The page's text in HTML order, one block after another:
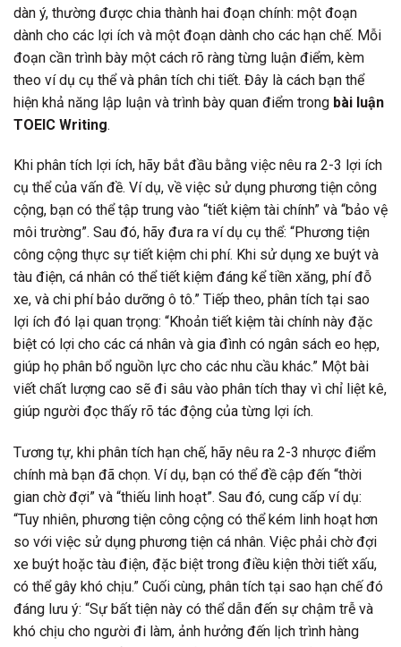
dàn ý, thường được chia thành hai đoạn chính: một đoạn
dành cho các lợi ích và một đoạn dành cho các hạn chế. Mỗi
đoạn cần trình bày một cách rõ ràng từng luận điểm, kèm
theo ví dụ cụ thể và phân tích chi tiết. Đây là cách bạn thể
hiện khả năng lập luận và trình bày quan điểm trong bài luận
TOEIC Writing.
Khi phân tích lợi ích, hãy bắt đầu bằng việc nêu ra 2-3 lợi ích
cụ thể của vấn đề. Ví dụ, về việc sử dụng phương tiện công
cộng, bạn có thể tập trung vào “tiết kiệm tài chính” và “bảo vệ
môi trường”. Sau đó, hãy đưa ra ví dụ cụ thể: “Phương tiện
công cộng thực sự tiết kiệm chi phí. Khi sử dụng xe buýt và
tàu điện, cá nhân có thể tiết kiệm đáng kể tiền xăng, phí đỗ
xe, và chi phí bảo dưỡng ô tô.” Tiếp theo, phân tích tại sao
lợi ích đó lại quan trọng: “Khoản tiết kiệm tài chính này đặc
biệt có lợi cho các cá nhân và gia đình có ngân sách eo hẹp,
giúp họ phân bổ nguồn lực cho các nhu cầu khác.” Một bài
viết chất lượng cao sẽ đi sâu vào phân tích thay vì chỉ liệt kê,
giúp người đọc thấy rõ tác động của từng lợi ích.
Tương tự, khi phân tích hạn chế, hãy nêu ra 2-3 nhược điểm
chính mà bạn đã chọn. Ví dụ, bạn có thể đề cập đến “thời
gian chờ đợi” và “thiếu linh hoạt”. Sau đó, cung cấp ví dụ:
“Tuy nhiên, phương tiện công cộng có thể kém linh hoạt hơn
so với việc sử dụng phương tiện cá nhân. Việc phải chờ đợi
xe buýt hoặc tàu điện, đặc biệt trong điều kiện thời tiết xấu,
có thể gây khó chịu.” Cuối cùng, phân tích tại sao hạn chế đó
đáng lưu ý: “Sự bất tiện này có thể dẫn đến sự chậm trễ và
khó chịu cho người đi làm, ảnh hưởng đến lịch trình hàng